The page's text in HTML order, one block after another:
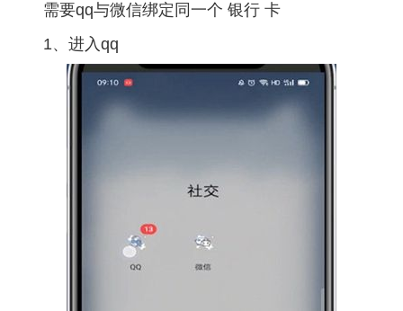
需要qq与微信绑定同一个 银行 卡
1、进入qq